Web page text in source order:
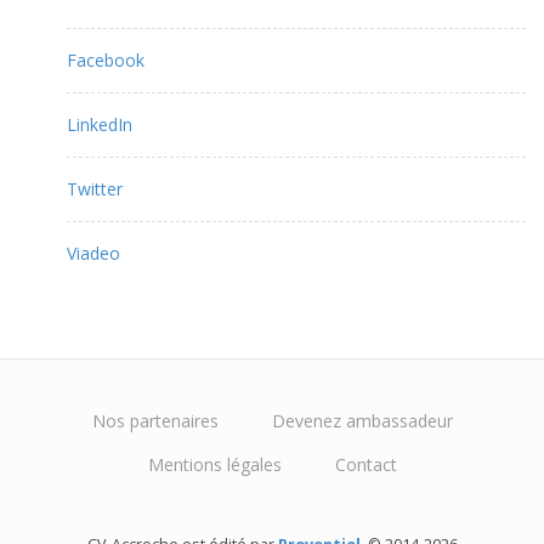
Facebook
LinkedIn
Twitter
Viadeo
Nos partenaires
Devenez ambassadeur
Mentions légales
Contact